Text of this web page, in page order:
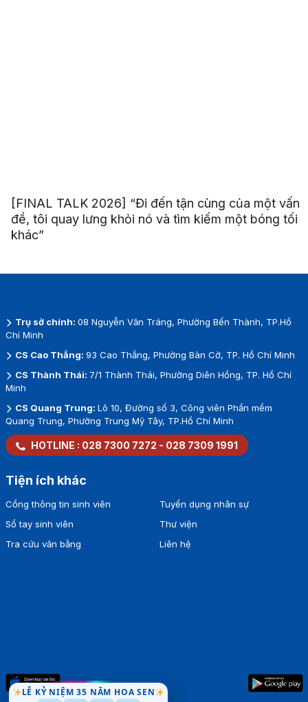
LỄ KỶ NIỆM 35 NĂM HOA SEN
[FINAL TALK 2026] “Đi đến tận cùng của một vấn
đề, tôi quay lưng khỏi nó và tìm kiếm một bóng tối
khác”
Trụ sở chính: 08 Nguyễn Văn Tráng, Phường Bến Thành, TP.Hồ
Chí Minh
CS Cao Thắng: 93 Cao Thắng, Phường Bàn Cờ, TP. Hồ Chí Minh
CS Thành Thái: 7/1 Thành Thái, Phường Diên Hồng, TP. Hồ Chí
Minh
CS Quang Trung: Lô 10, Đường số 3, Công viên Phần mềm
Quang Trung, Phường Trung Mỹ Tây, TP.Hồ Chí Minh
HOTLINE : 028 7300 7272 - 028 7309 1991
Tiện ích khác
Cổng thông tin sinh viên
Sổ tay sinh viên
Tra cứu văn bằng
Tuyển dụng nhân sự
Thư viện
Liên hệ